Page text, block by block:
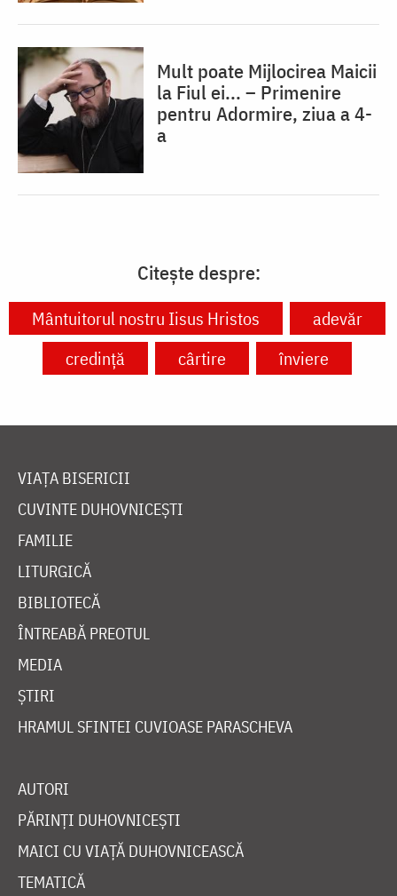
Mult poate Mijlocirea Maicii
la Fiul ei... – Primenire
pentru Adormire, ziua a 4-
a
Citește despre:
Mântuitorul nostru Iisus Hristos
adevăr
credință
cârtire înviere
VIAȚA BISERICII
CUVINTE DUHOVNICEȘTI
FAMILIE
LITURGICĂ
BIBLIOTECĂ
ÎNTREABĂ PREOTUL
MEDIA
ȘTIRI
HRAMUL SFINTEI CUVIOASE PARASCHEVA
AUTORI
PĂRINȚI DUHOVNICEȘTI
MAICI CU VIAȚĂ DUHOVNICEASCĂ
TEMATICĂ